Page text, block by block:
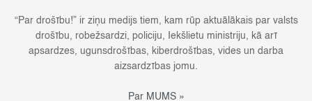
“Par drošību!” ir ziņu medijs tiem, kam rūp aktuālākais par valsts
drošību, robežsardzi, policiju, Iekšlietu ministriju, kā arī
apsardzes, ugunsdrošības, kiberdrošības, vides un darba
aizsardzības jomu.
Par MUMS »